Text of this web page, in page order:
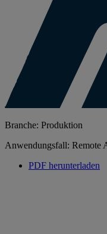
Branche: Produktion
Anwendungsfall: Remote
PDF herunterladen